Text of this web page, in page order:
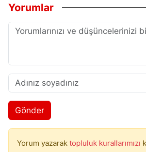
Yorumlar
Gönder
Yorum yazarak topluluk kurallarımızı